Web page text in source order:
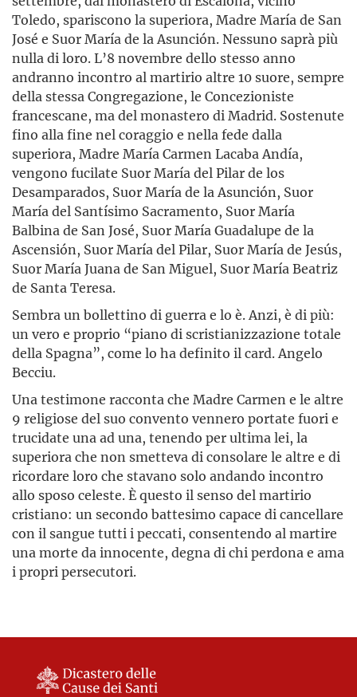
Toledo, spariscono la superiora, Madre María de San
José e Suor María de la Asunción. Nessuno saprà più
nulla di loro. L’8 novembre dello stesso anno
andranno incontro al martirio altre 10 suore, sempre
della stessa Congregazione, le Concezioniste
francescane, ma del monastero di Madrid. Sostenute
fino alla fine nel coraggio e nella fede dalla
superiora, Madre María Carmen Lacaba Andía,
vengono fucilate Suor María del Pilar de los
Desamparados, Suor María de la Asunción, Suor
María del Santísimo Sacramento, Suor María
Balbina de San José, Suor María Guadalupe de la
Ascensión, Suor María del Pilar, Suor María de Jesús,
Suor María Juana de San Miguel, Suor María Beatriz
de Santa Teresa.
Sembra un bollettino di guerra e lo è. Anzi, è di più:
un vero e proprio “piano di scristianizzazione totale
della Spagna”, come lo ha definito il card. Angelo
Becciu.
Una testimone racconta che Madre Carmen e le altre
9 religiose del suo convento vennero portate fuori e
trucidate una ad una, tenendo per ultima lei, la
superiora che non smetteva di consolare le altre e di
ricordare loro che stavano solo andando incontro
allo sposo celeste. È questo il senso del martirio
cristiano: un secondo battesimo capace di cancellare
con il sangue tutti i peccati, consentendo al martire
una morte da innocente, degna di chi perdona e ama
i propri persecutori.